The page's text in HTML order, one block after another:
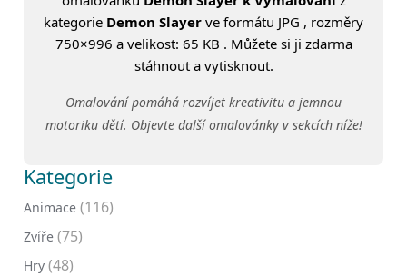
kategorie Demon Slayer ve formátu JPG , rozměry
750×996 a velikost: 65 KB . Můžete si ji zdarma
stáhnout a vytisknout.
Omalování pomáhá rozvíjet kreativitu a jemnou
motoriku dětí. Objevte další omalovánky v sekcích níže!
Kategorie
Animace (116)
Zvíře (75)
Hry (48)